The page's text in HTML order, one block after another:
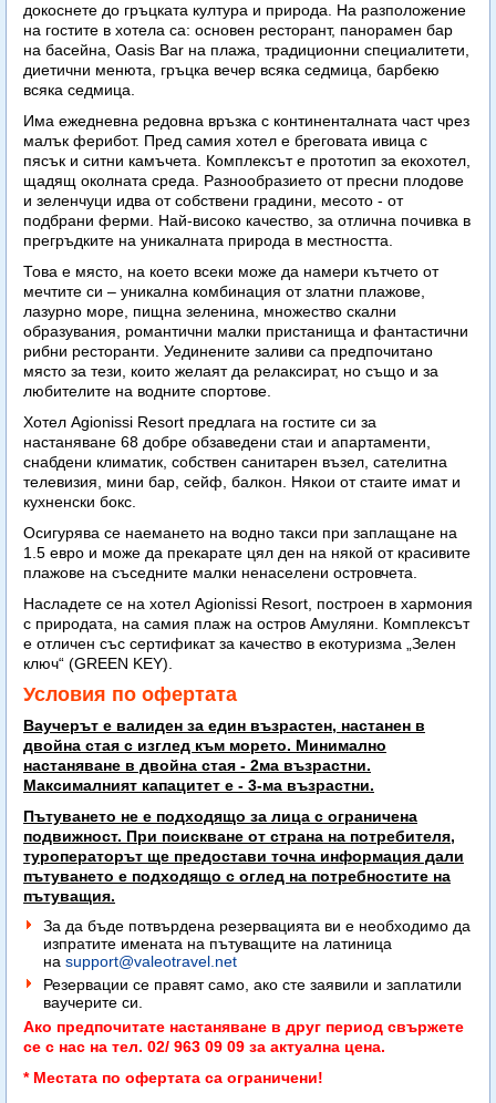
докоснете до гръцката култура и природа. На разположение
на гостите в хотела са: основен ресторант, панорамен бар
на басейна, Oasis Bar на плажа, традиционни специалитети,
диетични менюта, гръцка вечер всяка седмица, барбекю
всяка седмица.
Има ежедневна редовна връзка с континенталната част чрез
малък ферибот. Пред самия хотел е бреговата ивица с
пясък и ситни камъчета. Комплексът е прототип за екохотел,
щадящ околната среда. Разнообразието от пресни плодове
и зеленчуци идва от собствени градини, месото - от
подбрани ферми. Най-високо качество, за отлична почивка в
прегръдките на уникалната природа в местността.
Това е място, на което всеки може да намери кътчето от
мечтите си – уникална комбинация от златни плажове,
лазурно море, пищна зеленина, множество скaлни
образувания, романтични малки пристанища и фантастични
рибни ресторанти. Уединените заливи са предпочитано
място за тези, които желаят да релаксират, но също и за
любителите на водните спортове.
Хотел Agionissi Resort предлага на гостите си за
настаняване 68 добре обзаведени стаи и апартаменти,
снабдени климатик, собствен санитарен възел, сателитна
телевизия, мини бар, сейф, балкон. Някои от стаите имат и
кухненски бокс.
Осигурява се наемането на водно такси при заплащане на
1.5 евро и може да прекарате цял ден на някой от красивите
плажове на съседните малки ненаселени островчета.
Насладете се на хотел Agionissi Resort, построен в хармония
с природата, на самия плаж на остров Амуляни. Комплексът
е отличен със сертификат за качество в екотуризма „Зелен
ключ“ (GREEN KEY).
Условия по офертата
Ваучерът е валиден за един възрастен, настанен в
двойна стая с изглед към морето. Минимално
настаняване в двойна стая - 2ма възрастни.
Максималният капацитет е - 3-ма възрастни.
Пътуването не е подходящо за лица с ограничена
подвижност. При поискване от страна на потребителя,
туроператорът ще предостави точна информация дали
пътуването е подходящо с оглед на потребностите на
пътуващия.
За да бъде потвърдена резервацията ви е необходимо да
изпратите имената на пътуващите на латиница
на support@valeotravel.net
Резервации се правят само, ако сте заявили и заплатили
ваучерите си.
Ако предпочитате настаняване в друг период свържете
се с нас на тел. 02/ 963 09 09 за актуална цена.
* Местата по офертата са ограничени!